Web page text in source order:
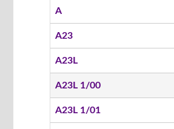
A
A23
A23L
A23L 1/00
A23L 1/01